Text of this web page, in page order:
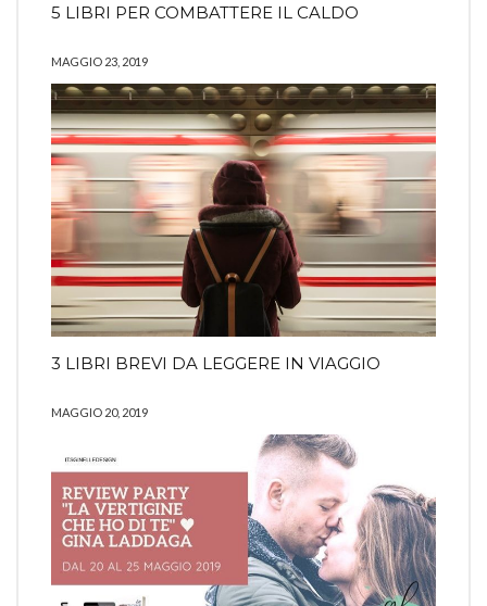
5 LIBRI PER COMBATTERE IL CALDO
MAGGIO 23, 2019
3 LIBRI BREVI DA LEGGERE IN VIAGGIO
MAGGIO 20, 2019